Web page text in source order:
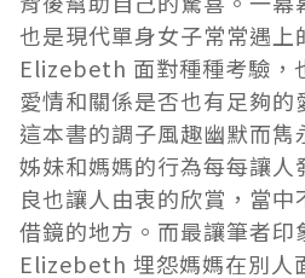
也是現代單身女子常常遇上
Elizebeth 面對種種考驗，
愛情和關係是否也有足夠的
這本書的調子風趣幽默而
姊妹和媽媽的行為每每讓人
良也讓人由衷的欣賞，當
借鏡的地方。而最讓筆者印
Elizebeth 埋怨媽媽在別人